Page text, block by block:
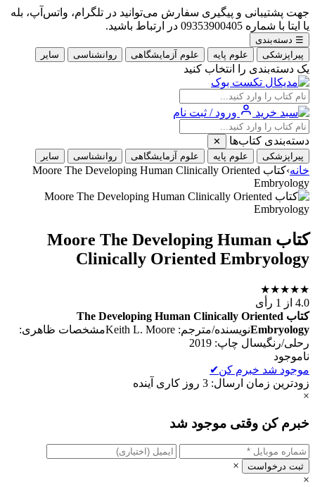
جهت پشتیبانی و پیگیری سفارش می‌توانید در تلگرام، واتس‌آپ، بله
یا ایتا با شماره 09353900405 در ارتباط باشید.
☰ دسته‌بندی
پیراپزشکی
علوم پایه علوم آزمایشگاهی روانشناسی سایر
یک دسته‌بندی را انتخاب کنید
ورود / ثبت نام
دسته‌بندی کتاب‌ها
✕
پیراپزشکی
علوم پایه علوم آزمایشگاهی روانشناسی سایر
خانه›
کتاب Moore The Developing Human Clinically Oriented
Embryology
کتاب Moore The Developing Human
Clinically Oriented Embryology
★
★
★
★
★
4.0 از 1 رأی
کتاب The Developing Human Clinically Oriented
Embryology
نویسنده/مترجم: Keith L. Mooreمشخصات ظاهری:
رحلی/رنگیسال چاپ: 2019
ناموجود
موجود شد خبرم کن✔
زودترین زمان ارسال: 3 روز کاری آینده
×
خبرم کن وقتی موجود شد
ثبت درخواست
×
×